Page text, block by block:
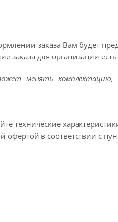
заказа Вам будет
для организации есть
менять
технические
в соответствии с